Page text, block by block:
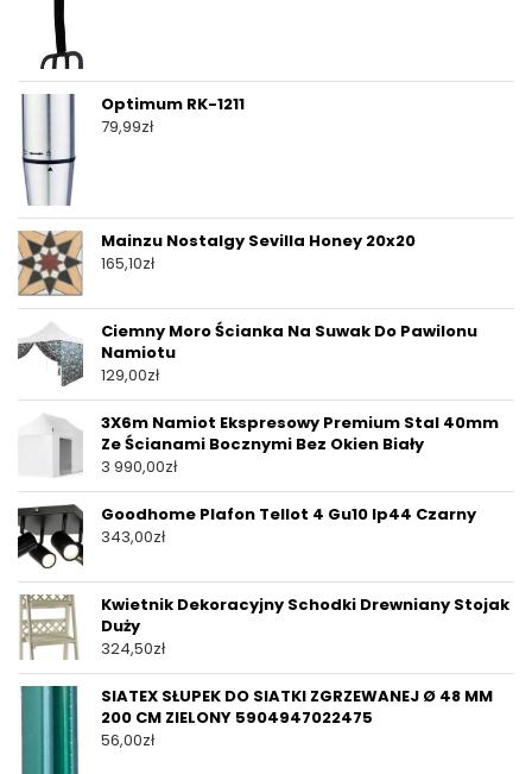
Optimum RK-1211
79,99zł
Mainzu Nostalgy Sevilla Honey 20x20
165,10zł
Ciemny Moro Ścianka Na Suwak Do Pawilonu
Namiotu
129,00zł
3X6m Namiot Ekspresowy Premium Stal 40mm
Ze Ścianami Bocznymi Bez Okien Biały
3 990,00zł
Goodhome Plafon Tellot 4 Gu10 Ip44 Czarny
343,00zł
Kwietnik Dekoracyjny Schodki Drewniany Stojak
Duży
324,50zł
SIATEX SŁUPEK DO SIATKI ZGRZEWANEJ Ø 48 MM
200 CM ZIELONY 5904947022475
56,00zł